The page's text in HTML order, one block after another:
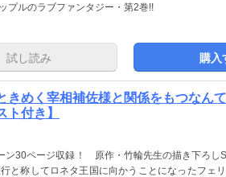
プルのラブファンタジー・第2巻!!
試し読み 購入
きめく宰相補佐様と関係をもつなん
付き】
ン30ページ収録！ 原作・竹輪先生の描き下ろ
と称してロネタ王国に向かうことになったフェ